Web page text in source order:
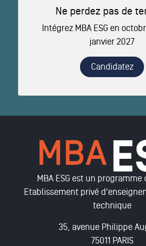
Ne perdez pas de
Intégrez MBA ESG en
janvier 2027
Candidatez
MBA ESG est un programme
Etablissement privé
technique
35, avenue Philippe
75011 PARIS